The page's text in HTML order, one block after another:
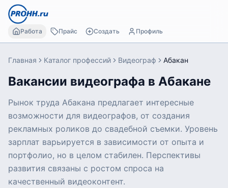
Работа Прайс Создать Профиль
Главная Каталог профессий Видеограф Абакан
Вакансии видеографа в Абакане
Рынок труда Абакана предлагает интересные
возможности для видеографов, от создания
рекламных роликов до свадебной съемки. Уровень
зарплат варьируется в зависимости от опыта и
портфолио, но в целом стабилен. Перспективы
развития связаны с ростом спроса на
качественный видеоконтент.